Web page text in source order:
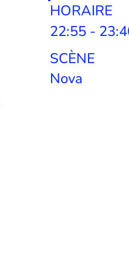
HORAIRE
22:55 -
SCÈNE
Nova